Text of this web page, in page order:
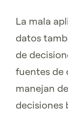
La mala
datos
de
fuentes de
manejan
decisiones